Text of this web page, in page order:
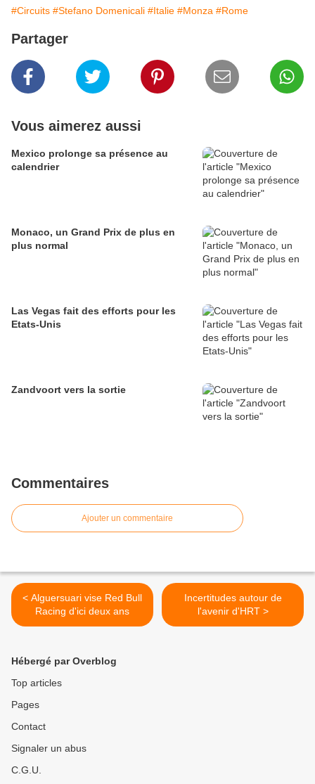
#Circuits #Stefano Domenicali #Italie #Monza #Rome
Partager
Vous aimerez aussi
Mexico prolonge sa présence au
calendrier
Monaco, un Grand Prix de plus en
plus normal
Las Vegas fait des efforts pour les
Etats-Unis
Zandvoort vers la sortie
Commentaires
Ajouter un commentaire
< Alguersuari vise Red Bull
Racing d'ici deux ans
Incertitudes autour de
l'avenir d'HRT >
Hébergé par Overblog
Top articles
Pages
Contact
Signaler un abus
C.G.U.